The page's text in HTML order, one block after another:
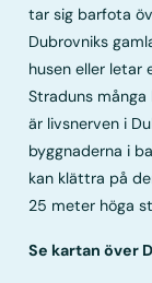
tar sig barfota
Dubrovniks
husen eller letar
Straduns många
är livsnerven i
byggnaderna i
kan klättra på
25 meter höga
Se kartan över